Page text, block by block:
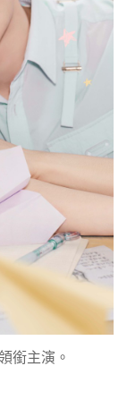
銜主演。